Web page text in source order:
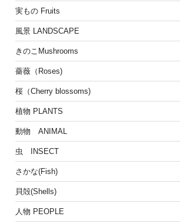
実もの Fruits
風景 LANDSCAPE
きのこMushrooms
薔薇（Roses)
桜（Cherry blossoms)
植物 PLANTS
動物 ANIMAL
虫 INSECT
さかな(Fish)
貝殻(Shells)
人物 PEOPLE